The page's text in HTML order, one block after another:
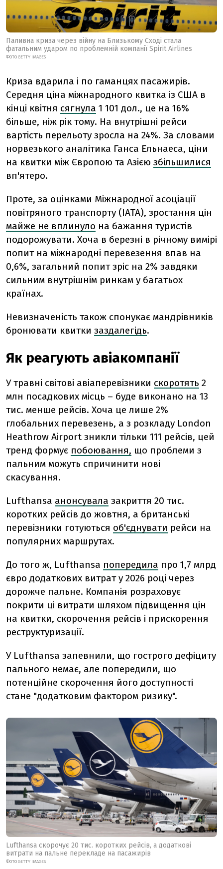
Паливна криза через війну на Близькому Сході стала
фатальним ударом по проблемній компанії Spirit Airlines
ФОТО GETTY IMAGES
Криза вдарила і по гаманцях пасажирів.
Середня ціна міжнародного квитка із США в
кінці квітня сягнула 1 101 дол., це на 16%
більше, ніж рік тому. На внутрішні рейси
вартість перельоту зросла на 24%. За словами
норвезького аналітика Ганса Ельнаеса, ціни
на квитки між Європою та Азією збільшилися
вп'ятеро.
Проте, за оцінками Міжнародної асоціації
повітряного транспорту (IATA), зростання цін
майже не вплинуло на бажання туристів
подорожувати. Хоча в березні в річному вимірі
попит на міжнародні перевезення впав на
0,6%, загальний попит зріс на 2% завдяки
сильним внутрішнім ринкам у багатьох
країнах.
Невизначеність також спонукає мандрівників
бронювати квитки заздалегідь.
Як реагують авіакомпанії
У травні світові авіаперевізники скоротять 2
млн посадкових місць – буде виконано на 13
тис. менше рейсів. Хоча це лише 2%
глобальних перевезень, а з розкладу London
Heathrow Airport зникли тільки 111 рейсів, цей
тренд формує побоювання, що проблеми з
пальним можуть спричинити нові
скасування.
Lufthansa анонсувала закриття 20 тис.
коротких рейсів до жовтня, а британські
перевізники готуються об'єднувати рейси на
популярних маршрутах.
До того ж, Lufthansa попередила про 1,7 млрд
євро додаткових витрат у 2026 році через
дорожче пальне. Компанія розраховує
покрити ці витрати шляхом підвищення цін
на квитки, скорочення рейсів і прискорення
реструктуризації.
У Lufthansa запевнили, що гострого дефіциту
пального немає, але попередили, що
потенційне скорочення його доступності
стане "додатковим фактором ризику".
Lufthansa скорочує 20 тис. коротких рейсів, а додаткові
витрати на пальне перекладе на пасажирів
ФОТО GETTY IMAGES